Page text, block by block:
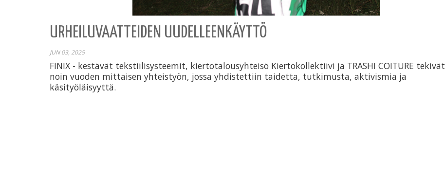
URHEILUVAATTEIDEN UUDELLEENKÄYTTÖ
JUN 03, 2025
FINIX - kestävät tekstiilisysteemit, kiertotalousyhteisö Kiertokollektiivi ja TRASHI COITURE tekivät
noin vuoden mittaisen yhteistyön, jossa yhdistettiin taidetta, tutkimusta, aktivismia ja
käsityöläisyyttä.